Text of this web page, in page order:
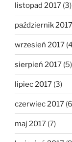
listopad 2017 (3)
październik 2017
wrzesień 2017
sierpień 2017 (5)
lipiec 2017 (3)
czerwiec 2017
maj 2017 (7)